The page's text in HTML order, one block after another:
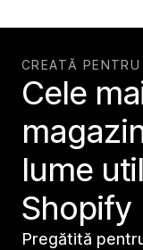
CREATĂ
Cele
lume
Shopify
Pregătită